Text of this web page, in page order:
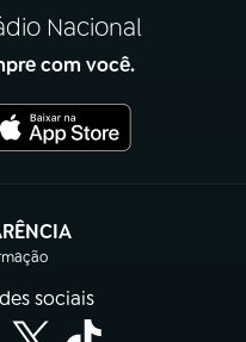
Nacional
com você.
em nova aba)
sociais